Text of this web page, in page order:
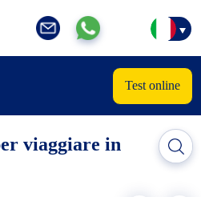
Test online
viaggiare in